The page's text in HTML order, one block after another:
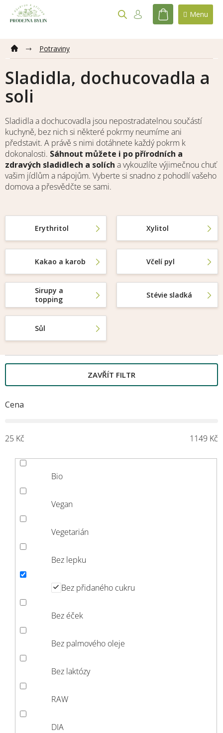
obsah
NÁKUPNÍ
Potraviny
Sladidla, dochucovadla a
soli
Sladidla a dochucovadla jsou nepostradatelnou součástí
kuchyně, bez nich si některé pokrmy neumíme ani
představit. A právě s nimi dotáhnete každý pokrm k
dokonalosti. Sáhnout můžete i po přírodních a
zdravých sladidlech a solích a vykouzlíte výjimečnou chuť
vašim jídlům a nápojům. Vyberte si snadno z pohodlí vašeho
domova a přesvědčte se sami.
Erythritol Xylitol
Kakao a karob Včelí pyl
Sirupy a
topping
Stévie sladká
Sůl
ZAVŘÍT FILTR
Cena
25 Kč 1149 Kč
Bio
Vegan
Vegetarián
Bez lepku
Bez přidaného cukru
Bez éček
Bez palmového oleje
Bez laktózy
RAW
DIA